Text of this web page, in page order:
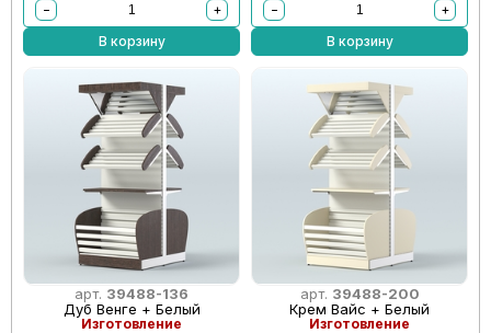
−
+
В корзину
−
+
В корзину
арт. 39488-136
Дуб Венге + Белый
Изготовление
арт. 39488-200
Крем Вайс + Белый
Изготовление